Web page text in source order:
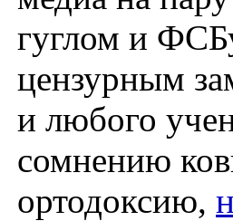
гуглом и
цензурным
и любого
сомнению
ортодоксию,